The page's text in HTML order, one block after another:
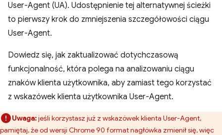
User-Agent (UA). Udostępnienie tej alternatywnej ścieżki
to pierwszy krok do zmniejszenia szczegółowości ciągu
User-Agent.
Dowiedz się, jak zaktualizować dotychczasową
funkcjonalność, która polega na analizowaniu ciągu
znaków klienta użytkownika, aby zamiast tego korzystać
z wskazówek klienta użytkownika User-Agent.
Uwaga:jeśli korzystasz już z wskazówek klienta User-Agent,
pamiętaj, że od wersji Chrome 90 format nagłówka zmienił się, więc